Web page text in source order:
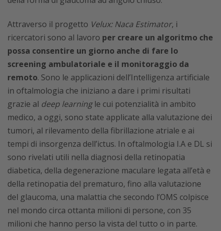
Attraverso il progetto Velux: Naca Estimator, i
ricercatori sono al lavoro per creare un algoritmo che
possa consentire un giorno anche di fare lo
screening ambulatoriale e il monitoraggio da
remoto. Sono le applicazioni dell’Intelligenza artificiale
in oftalmologia che iniziano a dare i primi risultati
grazie al deep learningle cui potenzialità in ambito
medico, a oggi, sono state applicate alla valutazione dei
tumori, al rilevamento della fibrillazione atriale e ai
tempi di insorgenza dell’ictus. In oftalmologia I.A e DL si
sono rivelati utili nella diagnosi della retinopatia
diabetica, della degenerazione maculare legata all’età e
della retinopatia del prematuro, fino alla valutazione
del glaucoma, una malattia che secondo l’OMS colpisce
nel mondo circa ottanta milioni di persone, con 35
milioni che hanno perso la vista del tutto o in parte.